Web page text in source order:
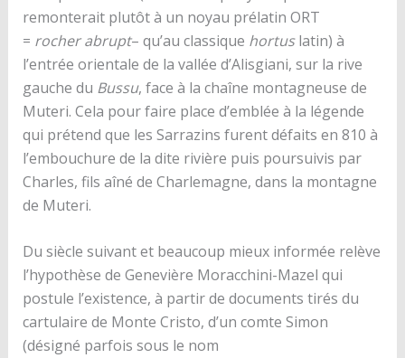
remonterait plutôt à un noyau prélatin ORT
= rocher abrupt– qu’au classique hortuslatin) à
l’entrée orientale de la vallée d’Alisgiani, sur la rive
gauche du Bussu, face à la chaîne montagneuse de
Muteri. Cela pour faire place d’emblée à la légende
qui prétend que les Sarrazins furent défaits en 810 à
l’embouchure de la dite rivière puis poursuivis par
Charles, fils aîné de Charlemagne, dans la montagne
de Muteri.
Du siècle suivant et beaucoup mieux informée relève
l’hypothèse de Genevière Moracchini-Mazel qui
postule l’existence, à partir de documents tirés du
cartulaire de Monte Cristo, d’un comte Simon
(désigné parfois sous le nom